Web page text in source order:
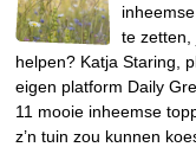
te
helpen? Katja Staring,
eigen platform Daily
11 mooie inheemse
z’n tuin zou kunnen